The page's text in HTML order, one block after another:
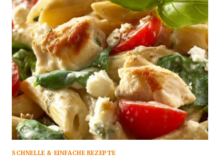
SCHNELLE & EINFACHE REZEPTE